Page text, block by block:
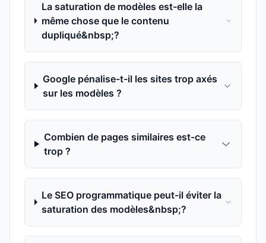
La saturation de modèles est-elle la
même chose que le contenu
dupliqué&nbsp;?
Google pénalise-t-il les sites trop axés
sur les modèles ?
Combien de pages similaires est-ce
trop ?
Le SEO programmatique peut-il éviter la
saturation des modèles&nbsp;?